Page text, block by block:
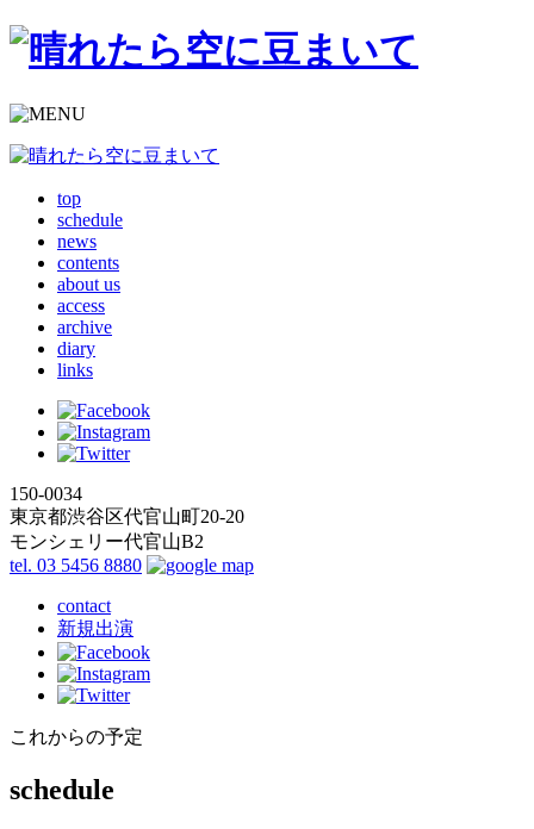
top
schedule
news
contents
about us
access
archive
diary
links
150-0034
東京都渋谷区代官山町20-20
モンシェリー代官山B2
tel. 03 5456 8880
contact
新規出演
これからの予定
schedule